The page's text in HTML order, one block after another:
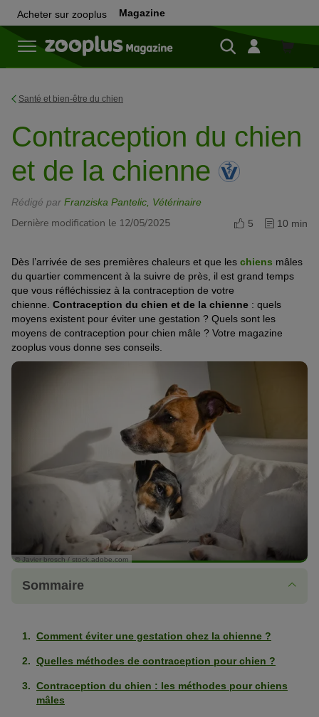
Acheter sur zooplus Magazine
Santé et bien-être du chien
Contraception du chien
et de la chienne
Rédigé par Franziska Pantelic, Vétérinaire
Dernière modification le 12/05/2025 5 10 min
Dès l’arrivée de ses premières chaleurs et que les chiens mâles
du quartier commencent à la suivre de près, il est grand temps
que vous réfléchissiez à la contraception de votre
chienne. Contraception du chien et de la chienne : quels
moyens existent pour éviter une gestation ? Quels sont les
moyens de contraception pour chien mâle ? Votre magazine
zooplus vous donne ses conseils.
© Javier brosch / stock.adobe.com
Sommaire
Comment éviter une gestation chez la chienne ?
Quelles méthodes de contraception pour chien ?
Contraception du chien : les méthodes pour chiens
mâles